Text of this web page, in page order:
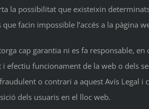
la possibilitat que existeixin
facin impossible l’accés a la pàgina
cap garantia ni es fa responsable,
funcionament de la web o dels
o contrari a aquest Avís
dels usuaris en el lloc web.